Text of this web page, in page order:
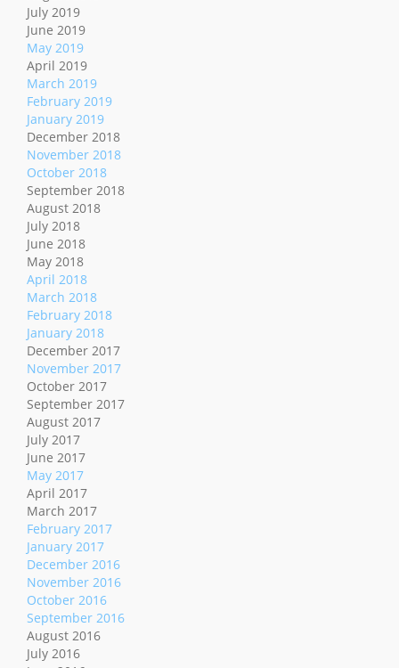
July 2019
June 2019
May 2019
April 2019
March 2019
February 2019
January 2019
December 2018
November 2018
October 2018
September 2018
August 2018
July 2018
June 2018
May 2018
April 2018
March 2018
February 2018
January 2018
December 2017
November 2017
October 2017
September 2017
August 2017
July 2017
June 2017
May 2017
April 2017
March 2017
February 2017
January 2017
December 2016
November 2016
October 2016
September 2016
August 2016
July 2016